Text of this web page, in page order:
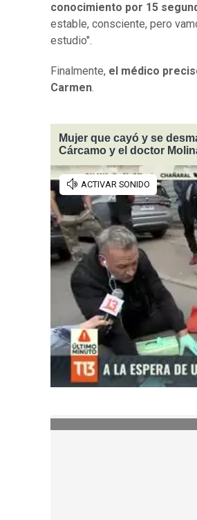
conocimiento por 15
estable, consciente, pero
estudio".
Finalmente, el médico
Carmen.
Mujer que cayó y se
Cárcamo y el doctor